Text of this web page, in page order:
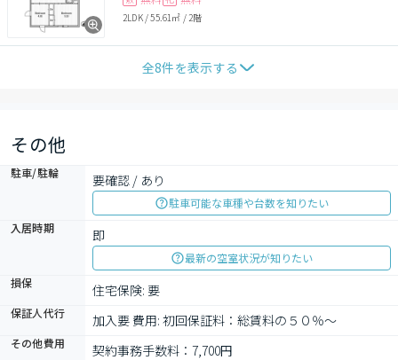
2LDK/55.61㎡ / 2階
全8件を表示する
その他
駐車/駐輪 要確認 / あり
駐車可能な車種や台数を知りたい
入居時期
即
最新の空室状況が知りたい
損保
住宅保険: 要
保証人代行 加入要 費用: 初回保証料：総賃料の５０％～
その他費用
契約事務手数料：7,700円